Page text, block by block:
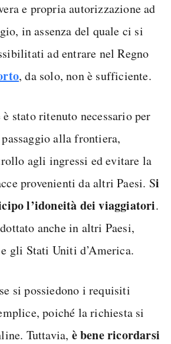
e propria autorizzazione ad
in assenza del quale ci si
ad entrare nel Regno
, da solo, non è sufficiente.
stato ritenuto necessario per
alla frontiera,
agli ingressi ed evitare la
provenienti da altri Paesi. Si
l’idoneità dei viaggiatori.
anche in altri Paesi,
gli Stati Uniti d’America.
si possiedono i requisiti
poiché la richiesta si
Tuttavia, è bene ricordarsi